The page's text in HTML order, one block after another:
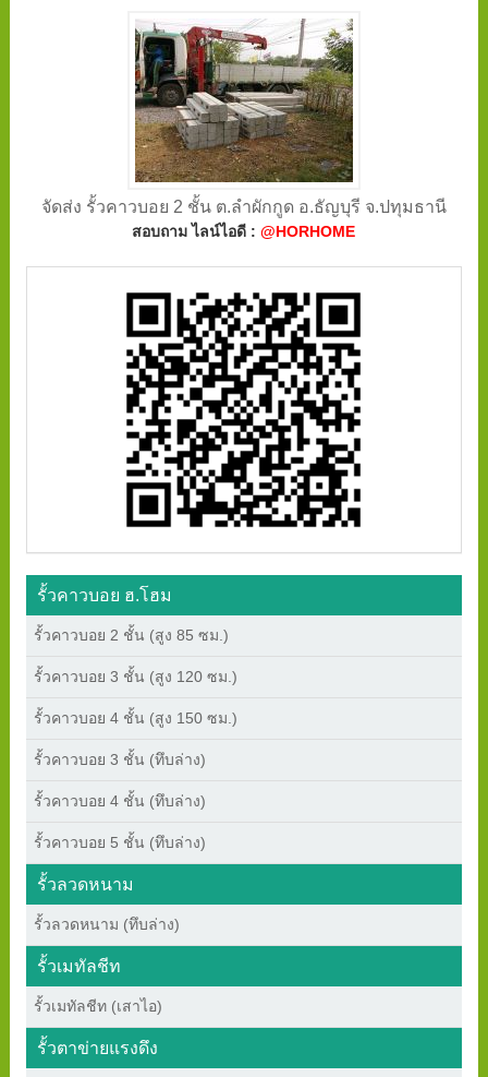
จัดส่ง รั้วคาวบอย 2 ชั้น ต.ลำผักกูด อ.ธัญบุรี จ.ปทุมธานี
สอบถาม ไลน์ไอดี :@HORHOME
รั้วคาวบอย ฮ.โฮม
รั้วคาวบอย 2 ชั้น (สูง 85 ซม.)
รั้วคาวบอย 3 ชั้น (สูง 120 ซม.)
รั้วคาวบอย 4 ชั้น (สูง 150 ซม.)
รั้วคาวบอย 3 ชั้น (ทึบล่าง)
รั้วคาวบอย 4 ชั้น (ทึบล่าง)
รั้วคาวบอย 5 ชั้น (ทึบล่าง)
รั้วลวดหนาม
รั้วลวดหนาม (ทึบล่าง)
รั้วเมทัลชีท
รั้วเมทัลชีท (เสาไอ)
รั้วตาข่ายแรงดึง